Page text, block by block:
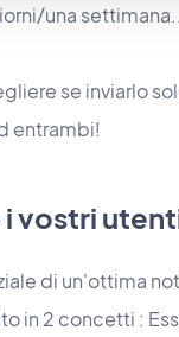
una
se inviarlo
entrambi!
vostri
di un'ottima
in 2 concetti :